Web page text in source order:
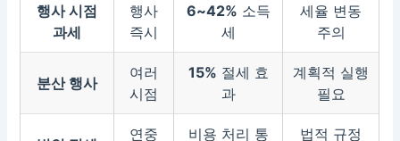
행사 시점
과세
행사
즉시
6~42% 소득
세
세율 변동
주의
분산 행사
여러
시점
15% 절세 효
과
계획적 실행
필요
연중
비용 처리 통
법적 규정